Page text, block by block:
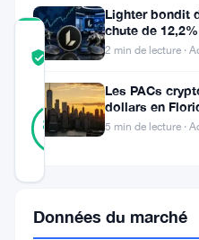
COMMUNITY
TRUST
Vérifié
89 %
Vérifié
35
votes
Lighter bondit
chute de
du 7 août
2 min de lecture ·
Les PACs
dollars en
après un revers
5 min de lecture ·
Données du marché